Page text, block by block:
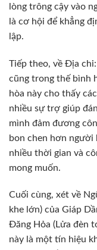
lòng trông cậy vào
là cơ hội để khẳng
lập.
Tiếp theo, về Địa
cũng trong thế bình
hòa này cho thấy
nhiều sự trợ giúp
mình đảm đương
bon chen hơn người
nhiều thời gian và
mong muốn.
Cuối cùng, xét về
khe lớn) của Giáp
Đăng Hỏa (Lửa đèn
này là một tín hiệu